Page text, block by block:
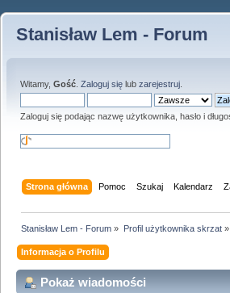
Stanisław Lem - Forum
Witamy, Gość Zaloguj się lub zarejestruj
Zaloguj się podając nazwę użytkownika, hasło i
Strona główna Pomoc Szukaj Kalendarz
Stanisław Lem - Forum » Profil użytkownika skrzat»
Informacja o Profilu
Pokaż wiadomości